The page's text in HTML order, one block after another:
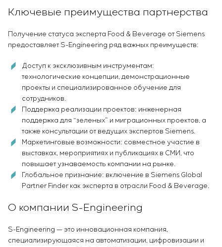
Управление проектами
Консалтинговые услуги
щитового оборудования
Разработка математических моделей объектов
управления
Разработка специальных алгоритмов
Разработка систем управления
Энергоаудит
Цементная промышленность
Стажировка
Ключевые преимущества партнерства
Получение статуса эксперта Food & Beverage от Siemens
предоставляет S-Engineering ряд важных преимуществ:
Доступ к эксклюзивным инструментам:
технологические концепции, демонстрационные
проекты и специализированное обучение для
сотрудников.
Поддержка реализации проектов: инженерная
поддержка для “зеленых” и миграционных проектов, а
также консультации от ведущих экспертов Siemens.
Маркетинговые возможности: совместное участие в
выставках, мероприятиях и публикациях в СМИ, что
повышает узнаваемость компании на рынке.
Глобальное признание: включение в Siemens Global
Partner Finder как эксперта в отрасли Food & Beverage.
О компании S-Engineering
S-Engineering — это инновационная компания,
специализирующаяся на автоматизации, цифровизации и